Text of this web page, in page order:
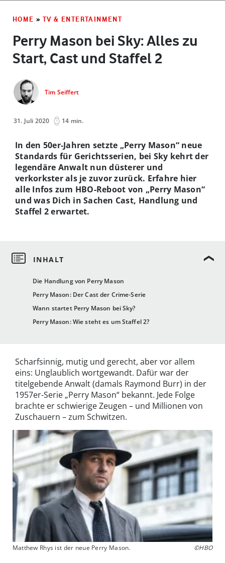
HOME » TV & ENTERTAINMENT
Perry Mason bei Sky: Alles zu
Start, Cast und Staffel 2
Tim Seiffert
31. Juli 2020 14 min.
Die Handlung von Perry Mason
Perry Mason: Der Cast der Crime-Serie
Wann startet Perry Mason bei Sky?
Perry Mason: Wie steht es um Staffel 2?
In den 50er-Jahren setzte „Perry Mason“ neue
Standards für Gerichtsserien, bei Sky kehrt der
legendäre Anwalt nun düsterer und
verkorkster als je zuvor zurück. Erfahre hier
alle Infos zum HBO-Reboot von „Perry Mason“
und was Dich in Sachen Cast, Handlung und
Staffel 2 erwartet.
Scharfsinnig, mutig und gerecht, aber vor allem
eins: Unglaublich wortgewandt. Dafür war der
titelgebende Anwalt (damals Raymond Burr) in der
1957er-Serie „Perry Mason“ bekannt. Jede Folge
brachte er schwierige Zeugen – und Millionen von
Zuschauern – zum Schwitzen.
Matthew Rhys ist der neue Perry Mason. ©HBO